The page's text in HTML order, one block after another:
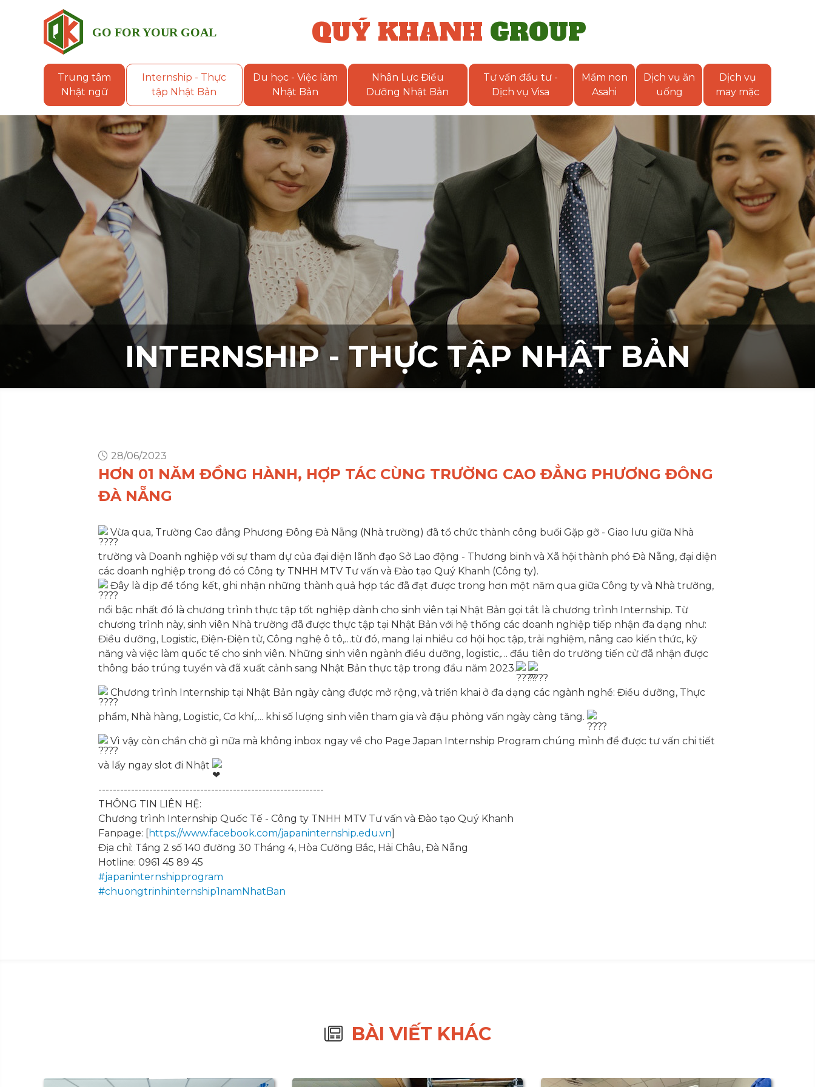
QUÝ
KHANH
GROUP
GO FOR YOUR GOAL QUÝ KHANH GROUP
Trung tâm
Nhật ngữ
Internship - Thực
tập Nhật Bản
Du học - Việc làm
Nhật Bản
Nhân Lực Điều
Dưỡng Nhật Bản
Tư vấn đầu tư -
Dịch vụ Visa
Mầm non
Asahi
Dịch vụ ăn
uống
Dịch vụ
may mặc
INTERNSHIP - THỰC TẬP NHẬT BẢN
28/06/2023
HƠN 01 NĂM ĐỒNG HÀNH, HỢP TÁC CÙNG TRƯỜNG CAO ĐẲNG PHƯƠNG ĐÔNG
ĐÀ NẴNG
Vừa qua, Trường Cao đẳng Phương Đông Đà Nẵng (Nhà trường) đã tổ chức thành công buổi Gặp gỡ - Giao lưu giữa Nhà
trường và Doanh nghiệp với sự tham dự của đại diện lãnh đạo Sở Lao động - Thương binh và Xã hội thành phó Đà Nẵng, đại diện
các doanh nghiệp trong đó có Công ty TNHH MTV Tư vấn và Đào tạo Quý Khanh (Công ty).
Đây là dịp để tổng kết, ghi nhận những thành quả hợp tác đã đạt được trong hơn một năm qua giữa Công ty và Nhà trường,
nổi bậc nhất đó là chương trình thực tập tốt nghiệp dành cho sinh viên tại Nhật Bản gọi tắt là chương trình Internship. Từ
chương trình này, sinh viên Nhà trường đã được thực tập tại Nhật Bản với hệ thống các doanh nghiệp tiếp nhận đa dạng như:
Điều dưỡng, Logistic, Điện-Điện tử, Công nghệ ô tô,…từ đó, mang lại nhiều cơ hội học tập, trải nghiệm, nâng cao kiến thức, kỹ
năng và việc làm quốc tế cho sinh viên. Những sinh viên ngành điều dưỡng, logistic,… đầu tiên do trường tiến cử đã nhận được
thông báo trúng tuyển và đã xuất cảnh sang Nhật Bản thực tập trong đầu năm 2023.
Chương trình Internship tại Nhật Bản ngày càng được mở rộng, và triển khai ở đa dạng các ngành nghề: Điều dưỡng, Thực
phẩm, Nhà hàng, Logistic, Cơ khí,.... khi số lượng sinh viên tham gia và đậu phỏng vấn ngày càng tăng.
Vì vậy còn chần chờ gì nữa mà không inbox ngay về cho Page Japan Internship Program chúng mình để được tư vấn chi tiết
và lấy ngay slot đi Nhật
--------------------------------------------------------------
THÔNG TIN LIÊN HỆ:
Chương trình Internship Quốc Tế - Công ty TNHH MTV Tư vấn và Đào tạo Quý Khanh
Fanpage: [https://www.facebook.com/japaninternship.edu.vn]
Địa chỉ: Tầng 2 số 140 đường 30 Tháng 4, Hòa Cường Bắc, Hải Châu, Đà Nẵng
Hotline: 0961 45 89 45
#japaninternshipprogram
#chuongtrinhinternship1namNhatBan
BÀI VIẾT KHÁC